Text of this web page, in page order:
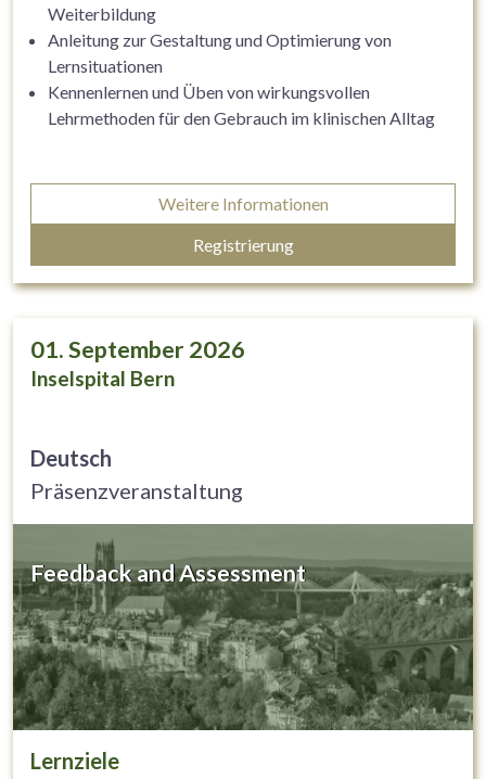
Weiterbildung
Anleitung zur Gestaltung und Optimierung von
Lernsituationen
Kennenlernen und Üben von wirkungsvollen
Lehrmethoden für den Gebrauch im klinischen Alltag
Weitere Informationen
Registrierung
01. September 2026
Inselspital Bern
Deutsch
Präsenzveranstaltung
Feedback and Assessment
Lernziele